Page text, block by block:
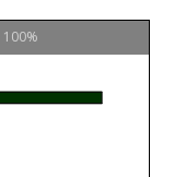
100%